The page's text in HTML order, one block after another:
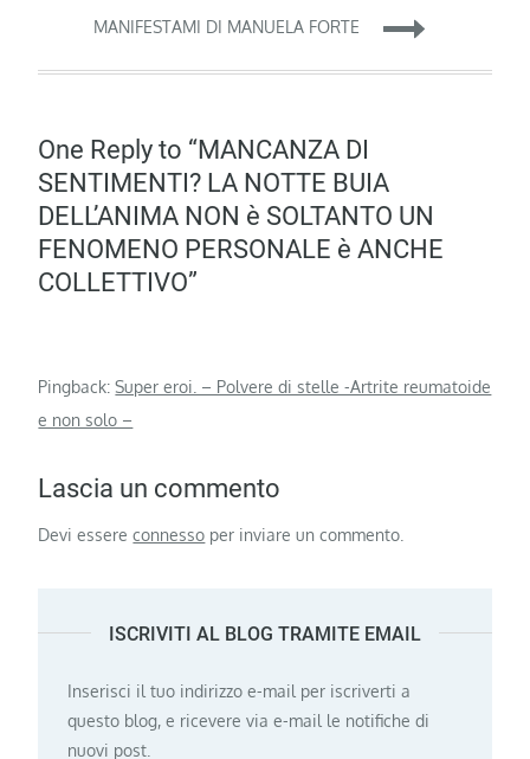
MANIFESTAMI DI MANUELA FORTE
One Reply to “MANCANZA DI
SENTIMENTI? LA NOTTE BUIA
DELL’ANIMA NON è SOLTANTO UN
FENOMENO PERSONALE è ANCHE
COLLETTIVO”
Pingback:Super eroi. – Polvere di stelle -Artrite reumatoide
e non solo –
Lascia un commento
Devi essereconnesso per inviare un commento.
ISCRIVITI AL BLOG TRAMITE EMAIL
Inserisci il tuo indirizzo e-mail per iscriverti a
questo blog, e ricevere via e-mail le notifiche di
nuovi post.